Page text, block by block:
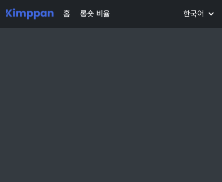
홈 롱숏 비율 한국어